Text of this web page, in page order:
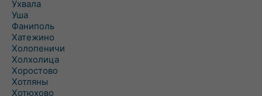
Ухвала
Уша
Фаниполь
Хатежино
Холопеничи
Холхолица
Хоростово
Хотляны
Хотюхово